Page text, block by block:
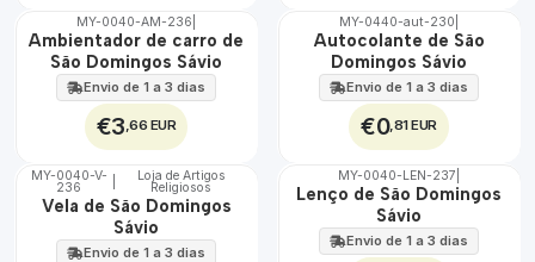
🇵🇹
100%
MY-0040-AM-236
Ambientador de carro de
São Domingos Sávio
Envio de 1 a 3 dias
€3,66 EUR
🇵🇹
100%
MY-0440-aut-230
Autocolante de São
Domingos Sávio
Envio de 1 a 3 dias
€0,81 EUR
🇵🇹
100%
MY-0040-V-
236
Loja de Artigos
Religiosos
Vela de São Domingos
Sávio
Envio de 1 a 3 dias
🇵🇹
100%
MY-0040-LEN-237
Lenço de São Domingos
Sávio
Envio de 1 a 3 dias